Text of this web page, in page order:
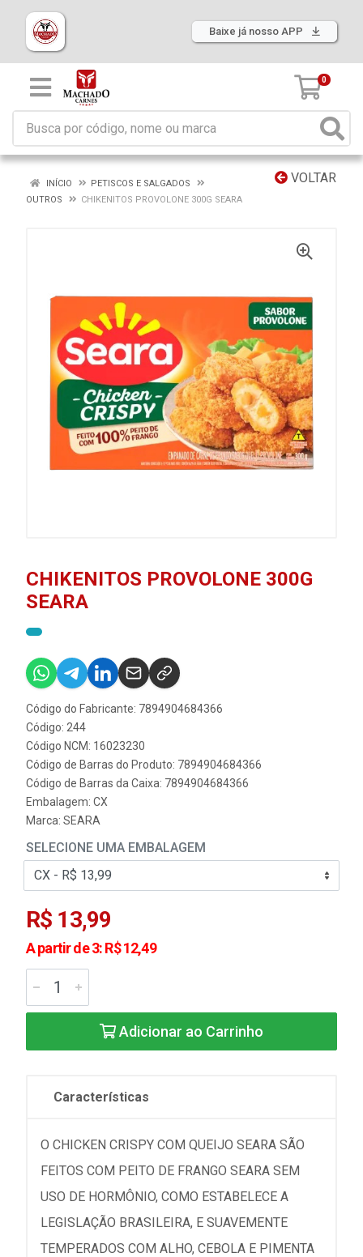
Baixe já nosso APP
0
VOLTAR
INÍCIO
PETISCOS E SALGADOS
OUTROS
CHIKENITOS PROVOLONE 300G SEARA
CHIKENITOS PROVOLONE 300G
SEARA
Código do Fabricante: 7894904684366
Código: 244
Código NCM: 16023230
Código de Barras do Produto: 7894904684366
Código de Barras da Caixa: 7894904684366
Embalagem: CX
Marca: SEARA
SELECIONE UMA EMBALAGEM
R$ 13,99
A partir de 3: R$ 12,49
Adicionar ao Carrinho
Características
O CHICKEN CRISPY COM QUEIJO SEARA SÃO
FEITOS COM PEITO DE FRANGO SEARA SEM
USO DE HORMÔNIO, COMO ESTABELECE A
LEGISLAÇÃO BRASILEIRA, E SUAVEMENTE
TEMPERADOS COM ALHO, CEBOLA E PIMENTA